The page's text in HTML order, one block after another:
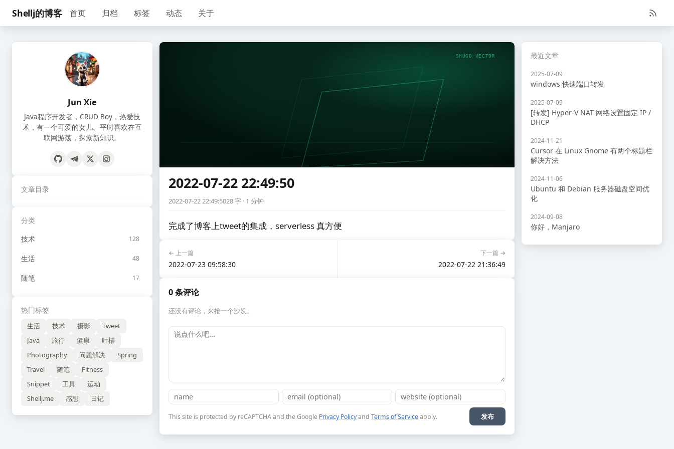
Shellj的博客 首页 归档 标签 动态 关于
Jun Xie
Java程序开发者，CRUD Boy，热爱技
术，有一个可爱的女儿。平时喜欢在互
联网游荡，探索新知识。
文章目录
分类
技术
128
生活 48
随笔 17
热门标签
生活 技术 摄影
Tweet
Java
旅行 健康
吐槽
Photography
问题解决
Spring
Travel
随笔
Fitness
Snippet
工具
运动
Shellj.me
感想 日记
SHUGO VECTOR
2022-07-22 22:49:50
2022-07-22 22:49:5028 字 · 1 分钟
完成了博客上tweet的集成，serverless 真方便
← 上一篇
2022-07-23 09:58:30
下一篇 →
2022-07-22 21:36:49
0 条评论
还没有评论，来抢一个沙发。
This site is protected by reCAPTCHA and the Google Privacy Policyand Terms of Serviceapply. 发布
最近文章
2025-07-09
windows 快速端口转发
2025-07-09
[转发] Hyper-V NAT 网络设置固定 IP /
DHCP
2024-11-21
Cursor 在 Linux Gnome 有两个标题栏
解决方法
2024-11-06
Ubuntu 和 Debian 服务器磁盘空间优
化
2024-09-08
你好，Manjaro